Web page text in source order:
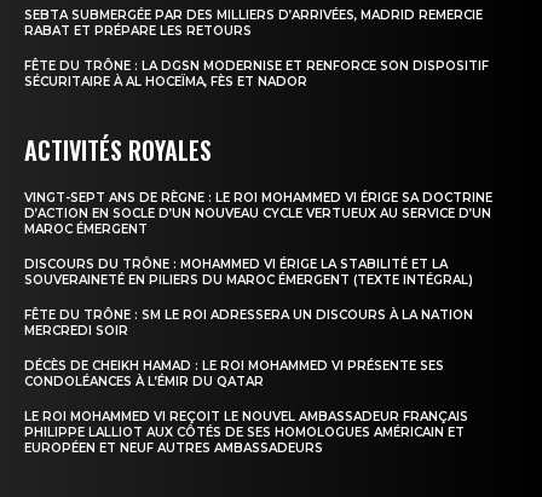
SEBTA SUBMERGÉE PAR DES MILLIERS D’ARRIVÉES, MADRID REMERCIE
RABAT ET PRÉPARE LES RETOURS
FÊTE DU TRÔNE : LA DGSN MODERNISE ET RENFORCE SON DISPOSITIF
SÉCURITAIRE À AL HOCEÏMA, FÈS ET NADOR
ACTIVITÉS ROYALES
VINGT-SEPT ANS DE RÈGNE : LE ROI MOHAMMED VI ÉRIGE SA DOCTRINE
D’ACTION EN SOCLE D’UN NOUVEAU CYCLE VERTUEUX AU SERVICE D’UN
MAROC ÉMERGENT
DISCOURS DU TRÔNE : MOHAMMED VI ÉRIGE LA STABILITÉ ET LA
SOUVERAINETÉ EN PILIERS DU MAROC ÉMERGENT (TEXTE INTÉGRAL)
FÊTE DU TRÔNE : SM LE ROI ADRESSERA UN DISCOURS À LA NATION
MERCREDI SOIR
DÉCÈS DE CHEIKH HAMAD : LE ROI MOHAMMED VI PRÉSENTE SES
CONDOLÉANCES À L’ÉMIR DU QATAR
LE ROI MOHAMMED VI REÇOIT LE NOUVEL AMBASSADEUR FRANÇAIS
PHILIPPE LALLIOT AUX CÔTÉS DE SES HOMOLOGUES AMÉRICAIN ET
EUROPÉEN ET NEUF AUTRES AMBASSADEURS